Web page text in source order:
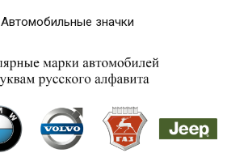
Автомобильные значки